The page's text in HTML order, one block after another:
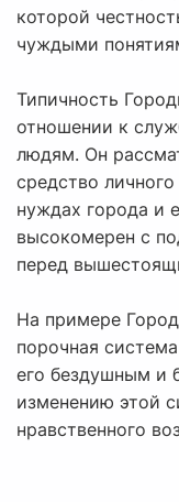
которой
чуждыми
Типичность
отношении к
людям. Он
средство
нуждах города и
высокомерен с
перед
На примере
порочная
его бездушным и
изменению этой
нравственного